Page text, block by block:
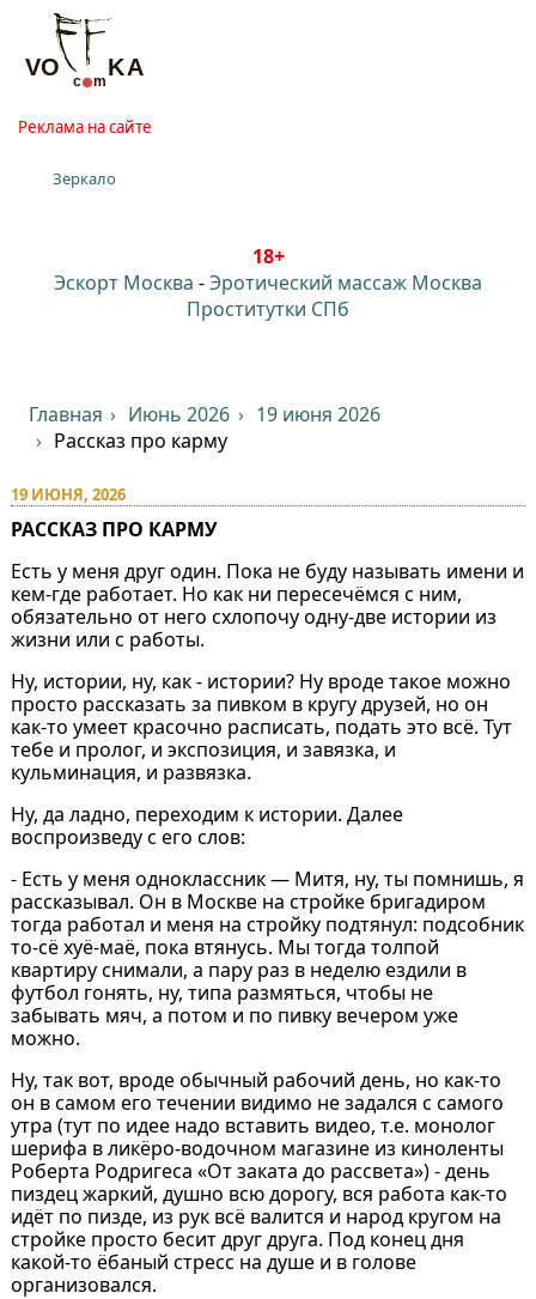
Реклама на сайте
Зеркало
18+
Эскорт Москва -Эротический массаж Москва
Проститутки СПб
Главная Июнь 2026
19 июня 2026
Рассказ про карму
19 ИЮНЯ, 2026
РАССКАЗ ПРО КАРМУ
Есть у меня друг один. Пока не буду называть имени и
кем-где работает. Но как ни пересечёмся с ним,
обязательно от него схлопочу одну-две истории из
жизни или с работы.
Ну, истории, ну, как - истории? Ну вроде такое можно
просто рассказать за пивком в кругу друзей, но он
как-то умеет красочно расписать, подать это всё. Тут
тебе и пролог, и экспозиция, и завязка, и
кульминация, и развязка.
Ну, да ладно, переходим к истории. Далее
воспроизведу с его слов:
- Есть у меня одноклассник — Митя, ну, ты помнишь, я
рассказывал. Он в Москве на стройке бригадиром
тогда работал и меня на стройку подтянул: подсобник
то-сё хуё-маё, пока втянусь. Мы тогда толпой
квартиру снимали, а пару раз в неделю ездили в
футбол гонять, ну, типа размяться, чтобы не
забывать мяч, а потом и по пивку вечером уже
можно.
Ну, так вот, вроде обычный рабочий день, но как-то
он в самом его течении видимо не задался с самого
утра (тут по идее надо вставить видео, т.е. монолог
шерифа в ликёро-водочном магазине из киноленты
Роберта Родригеса «От заката до рассвета») - день
пиздец жаркий, душно всю дорогу, вся работа как-то
идёт по пизде, из рук всё валится и народ кругом на
стройке просто бесит друг друга. Под конец дня
какой-то ёбаный стресс на душе и в голове
организовался.